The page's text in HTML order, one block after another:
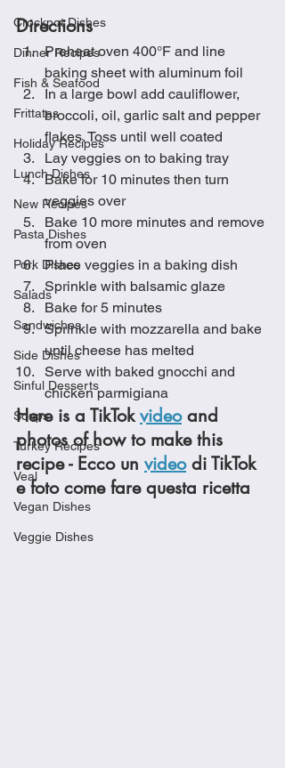
Crockpot Dishes
Dinner Recipes
Fish & Seafood
Frittatas
Holiday Recipes
Lunch Dishes
New Recipes
Pasta Dishes
Pork Dishes
Salads
Sandwiches
Side Dishes
Sinful Desserts
Soups
Turkey Recipes
Veal
Vegan Dishes
Veggie Dishes
Directions
Preheat oven 400°F and line
baking sheet with aluminum foil
In a large bowl add cauliflower,
broccoli, oil, garlic salt and pepper
flakes. Toss until well coated
Lay veggies on to baking tray
Bake for 10 minutes then turn
veggies over
Bake 10 more minutes and remove
from oven
Place veggies in a baking dish
Sprinkle with balsamic glaze
Bake for 5 minutes
Sprinkle with mozzarella and bake
until cheese has melted
Serve with baked gnocchi and
chicken parmigiana
Here is a TikTok video and
photos of how to make this
recipe - Ecco un video di TikTok
e foto come fare questa ricetta